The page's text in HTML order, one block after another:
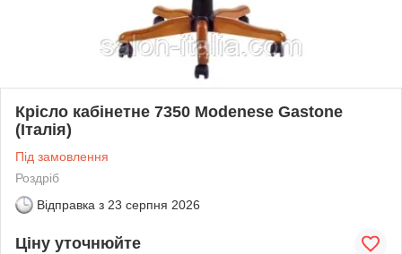
Крісло кабінетне 7350 Modenese Gastone
(Італія)
Під замовлення
Роздріб
Відправка з 23 серпня 2026
Ціну уточнюйте